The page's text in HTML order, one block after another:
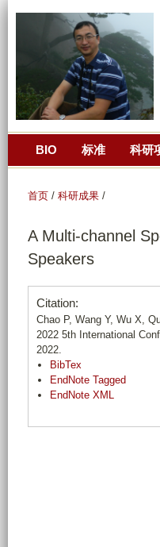
BIO 标准 科研
首页 / 科研成果 /
A Multi-channel
Speakers
Citation:
Chao P, Wang Y, Wu X,
2022 5th International
2022.
BibTex
EndNote Tagged
EndNote XML